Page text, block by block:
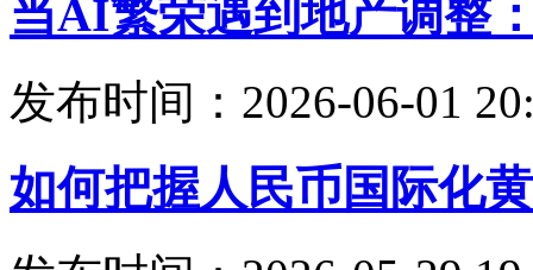
当AI繁荣遇到地产调整
发布时间：2026-06-01
如何把握人民币国际化